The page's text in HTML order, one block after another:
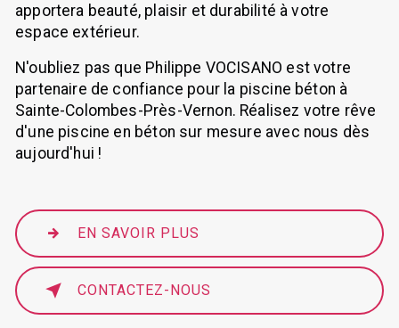
apportera beauté, plaisir et durabilité à votre
espace extérieur.
N'oubliez pas que Philippe VOCISANO est votre
partenaire de confiance pour la piscine béton à
Sainte-Colombes-Près-Vernon. Réalisez votre rêve
d'une piscine en béton sur mesure avec nous dès
aujourd'hui !
EN SAVOIR PLUS
CONTACTEZ-NOUS